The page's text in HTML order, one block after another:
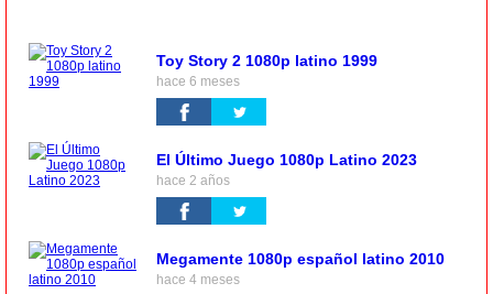
Toy Story 2 1080p latino 1999
hace 6 meses
El Último Juego 1080p Latino 2023
hace 2 años
Megamente 1080p español latino 2010
hace 4 meses